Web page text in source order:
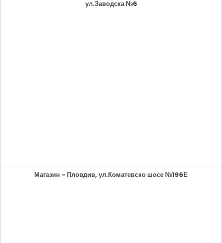
ул.Заводска №6
Магазин - Пловдив, ул.Коматевско шосе №196Е